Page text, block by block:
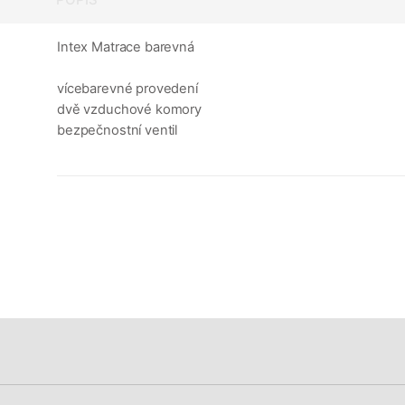
Intex Matrace barevná
vícebarevné provedení
dvě vzduchové komory
bezpečnostní ventil